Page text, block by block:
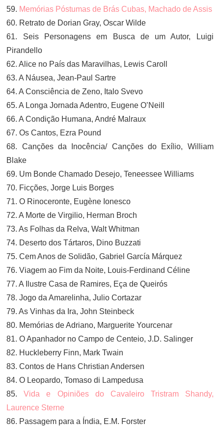
59. Memórias Póstumas de Brás Cubas, Machado de Assis
60. Retrato de Dorian Gray, Oscar Wilde
61. Seis Personagens em Busca de um Autor, Luigi
Pirandello
62. Alice no País das Maravilhas, Lewis Caroll
63. A Náusea, Jean-Paul Sartre
64. A Consciência de Zeno, Italo Svevo
65. A Longa Jornada Adentro, Eugene O’Neill
66. A Condição Humana, André Malraux
67. Os Cantos, Ezra Pound
68. Canções da Inocência/ Canções do Exílio, William
Blake
69. Um Bonde Chamado Desejo, Teneessee Williams
70. Ficções, Jorge Luis Borges
71. O Rinoceronte, Eugène Ionesco
72. A Morte de Virgilio, Herman Broch
73. As Folhas da Relva, Walt Whitman
74. Deserto dos Tártaros, Dino Buzzati
75. Cem Anos de Solidão, Gabriel García Márquez
76. Viagem ao Fim da Noite, Louis-Ferdinand Céline
77. A Ilustre Casa de Ramires, Eça de Queirós
78. Jogo da Amarelinha, Julio Cortazar
79. As Vinhas da Ira, John Steinbeck
80. Memórias de Adriano, Marguerite Yourcenar
81. O Apanhador no Campo de Centeio, J.D. Salinger
82. Huckleberry Finn, Mark Twain
83. Contos de Hans Christian Andersen
84. O Leopardo, Tomaso di Lampedusa
85.Vida e Opiniões do Cavaleiro Tristram Shandy,
Laurence Sterne
86. Passagem para a Índia, E.M. Forster